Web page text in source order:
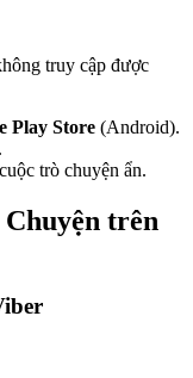
truy cập được
Play Store (Android).
trò chuyện ẩn.
trên